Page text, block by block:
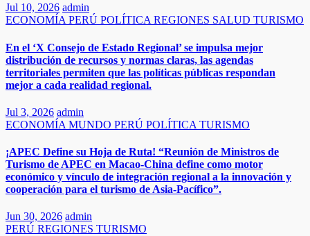
Jul 10, 2026 admin
ECONOMÍA PERÚ POLÍTICA REGIONES SALUD TURISMO
En el ‘X Consejo de Estado Regional’ se impulsa mejor
distribución de recursos y normas claras, las agendas
territoriales permiten que las políticas públicas respondan
mejor a cada realidad regional.
Jul 3, 2026 admin
ECONOMÍA MUNDO PERÚ POLÍTICA TURISMO
¡APEC Define su Hoja de Ruta! “Reunión de Ministros de
Turismo de APEC en Macao-China define como motor
económico y vínculo de integración regional a la innovación y
cooperación para el turismo de Asia‑Pacífico”.
Jun 30, 2026 admin
PERÚ REGIONES TURISMO